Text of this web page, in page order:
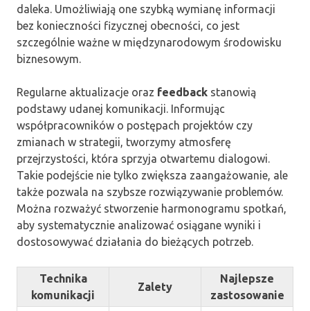
daleka. Umożliwiają one szybką wymianę informacji
bez konieczności fizycznej obecności, co jest
szczególnie ważne w międzynarodowym środowisku
biznesowym.
Regularne aktualizacje oraz feedback stanowią
podstawy udanej komunikacji. Informując
współpracowników o postępach projektów czy
zmianach w strategii, tworzymy atmosferę
przejrzystości, która sprzyja otwartemu dialogowi.
Takie podejście nie tylko zwiększa zaangażowanie, ale
także pozwala na szybsze rozwiązywanie problemów.
Można rozważyć stworzenie harmonogramu spotkań,
aby systematycznie analizować osiągane wyniki i
dostosowywać działania do bieżących potrzeb.
Technika
komunikacji
Zalety
Najlepsze
zastosowanie